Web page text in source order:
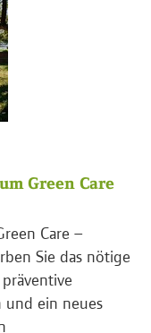
Green Care
Care –
Sie das nötige
und ein neues